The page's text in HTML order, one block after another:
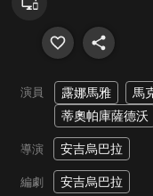
演員 露娜馬雅 馬
蒂奧帕庫薩德沃
導演 安吉烏巴拉
編劇 安吉烏巴拉